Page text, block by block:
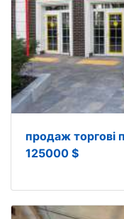
продаж торгові
125000 $